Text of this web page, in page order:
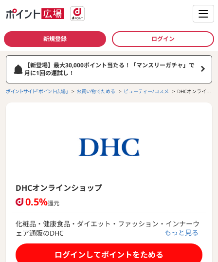
新規登録 ログイン
【新登場】最大30,000ポイント当たる！「マンスリーガチャ」で
月に1回の運試し！
ポイントサイト「ポイント広場」 お買い物でためる ビューティー/コスメ
DHCオンライン
DHCオンラインショップ
0.5%還元
化粧品・健康食品・ダイエット・ファッション・インナーウ
ェア通販のDHC
どこよりも品質にこだわり、お客様の美と健康、豊かな毎日
を応援します。
もっと見る
ログインしてポイントをためる